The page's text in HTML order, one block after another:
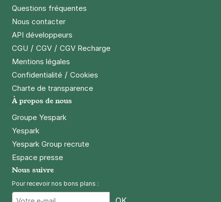
Questions fréquentes
Nous contacter
API développeurs
CGU / CGV / CGV Recharge
Mentions légales
Confidentialité / Cookies
Charte de transparence
À propos de nous
Groupe Yespark
Yespark
Yespark Group recrute
Espace presse
Nous suivre
Pour recevoir nos bons plans :